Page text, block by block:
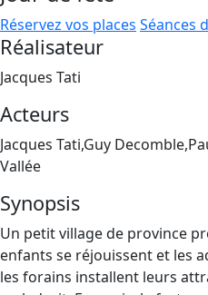
Réservez vos places Séances
Réalisateur
Jacques Tati
Acteurs
Jacques Tati,Guy
Vallée
Synopsis
Un petit village de province
enfants se réjouissent et les
les forains installent leurs